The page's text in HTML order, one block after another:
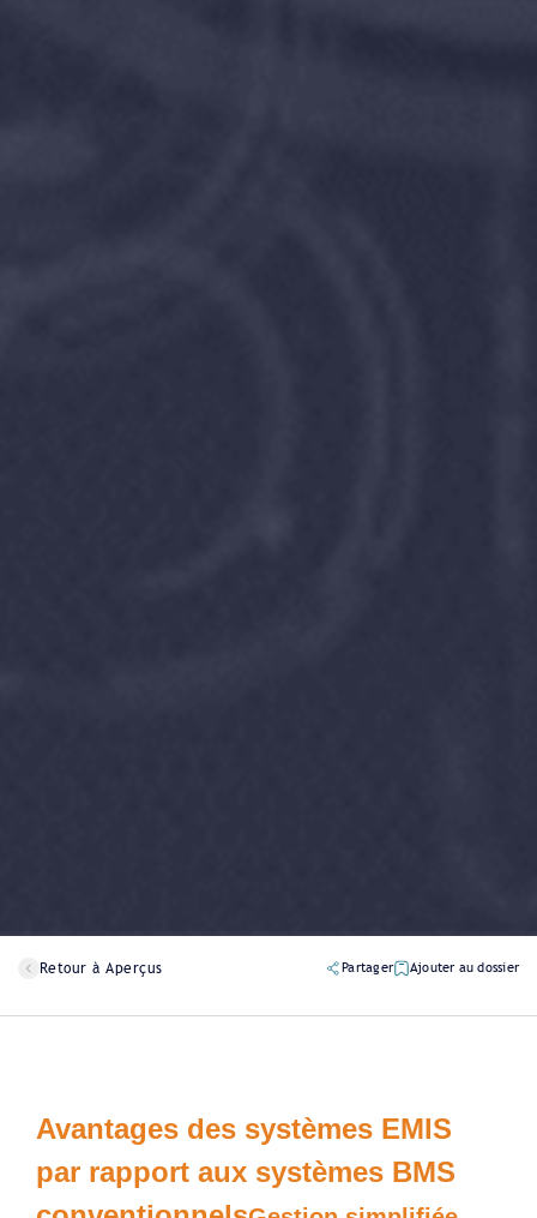
Retour à Aperçus Partager Ajouter au dossier
Avantages des systèmes EMIS
par rapport aux systèmes BMS